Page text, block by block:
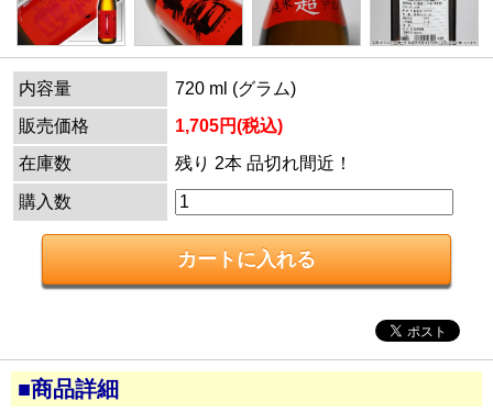
内容量
720 ml (グラム)
販売価格
1,705円(税込)
在庫数
残り 2本 品切れ間近！
購入数
■商品詳細